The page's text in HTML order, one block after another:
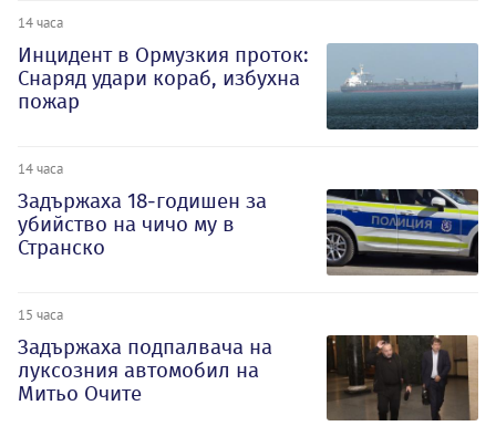
14 часа
Инцидент в Ормузкия проток:
Снаряд удари кораб, избухна
пожар
14 часа
Задържаха 18-годишен за
убийство на чичо му в
Странско
15 часа
Задържаха подпалвача на
луксозния автомобил на
Митьо Очите